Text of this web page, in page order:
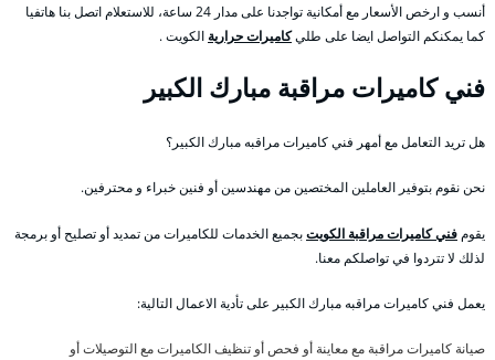
أنسب و ارخص الأسعار مع أمكانية تواجدنا على مدار 24 ساعة، للاستعلام اتصل بنا هاتفيا
كما يمكنكم التواصل ايضا على طليكاميرات حرارية الكويت .
فني كاميرات مراقبة مبارك الكبير
هل تريد التعامل مع أمهر فني كاميرات مراقبه مبارك الكبير؟
نحن نقوم بتوفير العاملين المختصين من مهندسين أو فنين خبراء و محترفين.
يقوم فني كاميرات مراقبة الكويتبجميع الخدمات للكاميرات من تمديد أو تصليح أو برمجة
لذلك لا تتردوا في تواصلكم معنا.
يعمل فني كاميرات مراقبه مبارك الكبير على تأدية الاعمال التالية:
صيانة كاميرات مراقبة مع معاينة أو فحص أو تنظيف الكاميرات مع التوصيلات أو